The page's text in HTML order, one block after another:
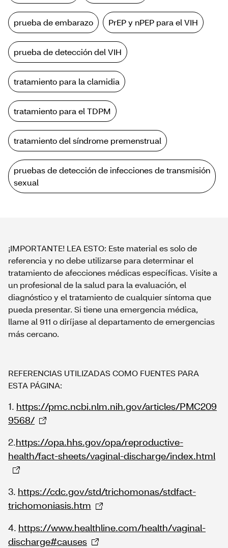
prueba de embarazo PrEP y nPEP para el VIH
prueba de detección del VIH
tratamiento para la clamidia
tratamiento para el TDPM
tratamiento del síndrome premenstrual
pruebas de detección de infecciones de transmisión
sexual
¡IMPORTANTE! LEA ESTO: Este material es solo de
referencia y no debe utilizarse para determinar el
tratamiento de afecciones médicas específicas. Visite a
un profesional de la salud para la evaluación, el
diagnóstico y el tratamiento de cualquier síntoma que
pueda presentar. Si tiene una emergencia médica,
llame al 911 o diríjase al departamento de emergencias
más cercano.
REFERENCIAS UTILIZADAS COMO FUENTES PARA
ESTA PÁGINA:
1. https://pmc.ncbi.nlm.nih.gov/articles/PMC209
9568/
2.https://opa.hhs.gov/opa/reproductive-
health/fact-sheets/vaginal-discharge/index.html
3. https://cdc.gov/std/trichomonas/stdfact-
trichomoniasis.htm
4. https://www.healthline.com/health/vaginal-
discharge#causes